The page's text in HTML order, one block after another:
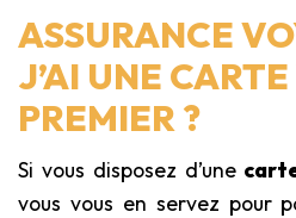
ASSURANCE
J’AI UNE
PREMIER ?
Si vous disposez d’une
vous vous en servez pour